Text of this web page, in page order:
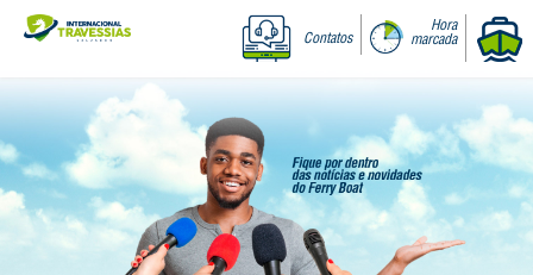
Contatos
Hora
marcada